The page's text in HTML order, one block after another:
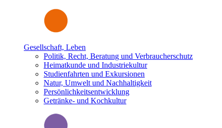
Gesellschaft, Leben
Politik, Recht, Beratung und Verbraucherschutz
Heimatkunde und Industriekultur
Studienfahrten und Exkursionen
Natur, Umwelt und Nachhaltigkeit
Persönlichkeitsentwicklung
Getränke- und Kochkultur